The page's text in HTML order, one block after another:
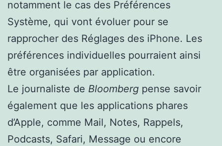
notamment le cas des Préférences
Système, qui vont évoluer pour se
rapprocher des Réglages des iPhone. Les
préférences individuelles pourraient ainsi
être organisées par application.
Le journaliste de Bloomberg pense savoir
également que les applications phares
d’Apple, comme Mail, Notes, Rappels,
Podcasts, Safari, Message ou encore